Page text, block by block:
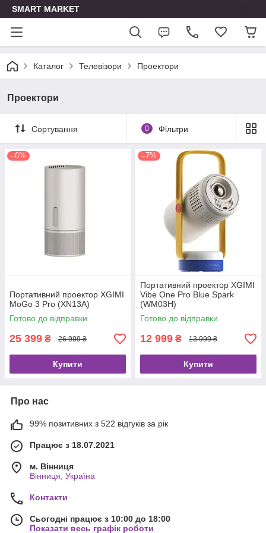
SMART MARKET
Каталог Телевізори Проектори
Проектори
Сортування 0 Фільтри
–6%
Портативний проектор XGIMI
MoGo 3 Pro (XN13A)
Готово до відправки
25 399 ₴ 26 999 ₴
Купити
–7%
Портативний проектор XGIMI
Vibe One Pro Blue Spark
(WM03H)
Готово до відправки
12 999 ₴ 13 999 ₴
Купити
Про нас
99% позитивних з 522 відгуків за рік
Працює з 18.07.2021
м. Вінниця
Вінниця, Україна
Контакти
Сьогодні працює з 10:00 до 18:00
Показати весь графік роботи